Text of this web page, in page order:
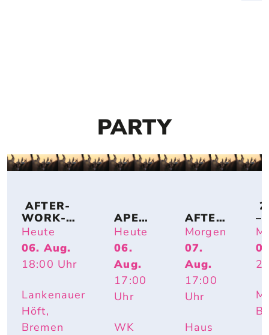
PARTY
AFTER-
WORK-
BEACHPA
RTY
Heute
06. Aug.
18:00 Uhr
Lankenauer
Höft,
Bremen
APERI
TIVO
SOCIE
TY
Heute
06.
Aug.
17:00
Uhr
WK
AFTER
-
WORK
-
PARTY
OPEN
AIR
Morgen
07.
Aug.
17:00
Uhr
Haus
–